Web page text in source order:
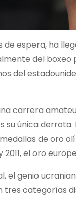
de espera, ha
del boxeo
del
carrera
su única
de oro
2011, el oro
el genio
tres categorías